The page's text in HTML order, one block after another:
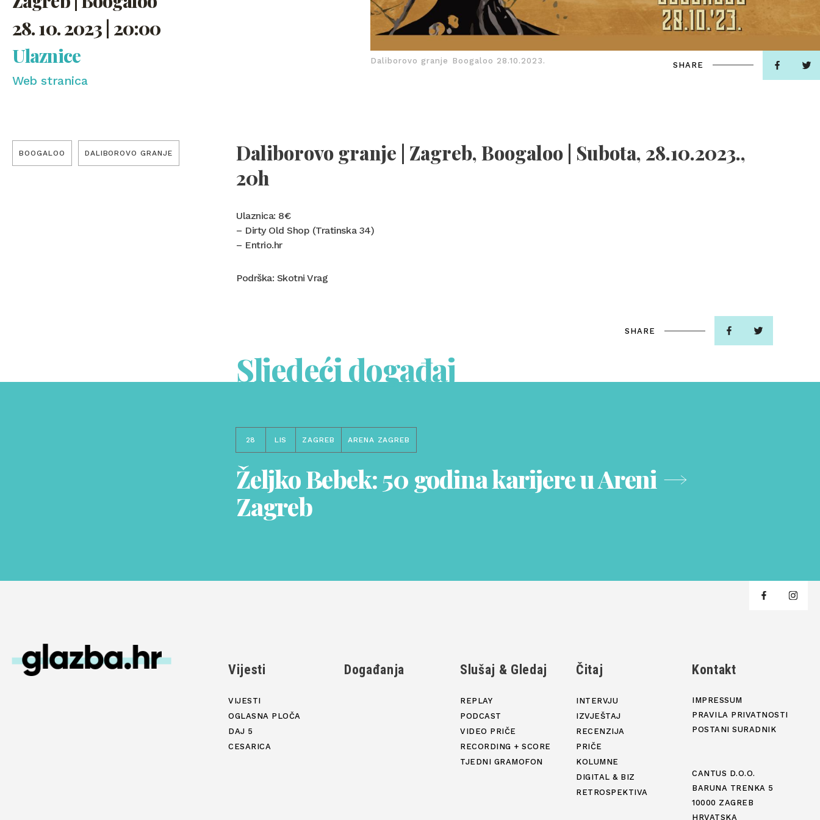
28. 10. 2023 | 20:00
Ulaznice
Web stranica
Daliborovo granje Boogaloo 28.10.2023. SHARE
BOOGALOO DALIBOROVO GRANJE
Daliborovo granje | Zagreb, Boogaloo | Subota, 28.10.2023.,
20h
Ulaznica: 8€
– Dirty Old Shop (Tratinska 34)
– Entrio.hr
Podrška: Skotni Vrag
SHARE
Sljedeći događaj
28 LIS ZAGREB ARENA ZAGREB
Željko Bebek: 50 godina karijere u Areni
Zagreb
Vijesti
VIJESTI
OGLASNA PLOČA
DAJ 5
CESARICA
Događanja Slušaj & Gledaj
REPLAY
PODCAST
VIDEO PRIČE
RECORDING + SCORE
TJEDNI GRAMOFON
Čitaj
INTERVJU
IZVJEŠTAJ
RECENZIJA
PRIČE
KOLUMNE
DIGITAL & BIZ
RETROSPEKTIVA
Kontakt
IMPRESSUM
PRAVILA PRIVATNOSTI
POSTANI SURADNIK
CANTUS D.O.O.
BARUNA TRENKA 5
10000 ZAGREB
HRVATSKA